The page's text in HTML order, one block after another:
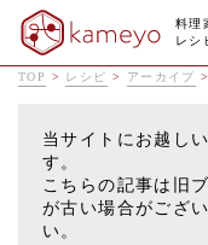
料理
レシ
TOP > レシピ > アーカイブ
当サイトにお越し
す。
こちらの記事は旧
が古い場合がござ
い。